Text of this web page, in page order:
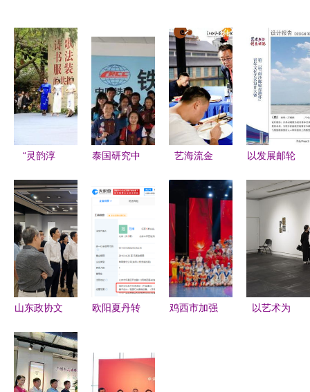
“灵韵淳
家训书法作
品展在杜甫
草堂启幕
一场跨越时
空的文化对
话
泰国研究中
纷呈的汉语
文化体验营
艺海流金
内地与港澳
文化与旅游
界交流活动
在景共谱新
篇
以发展邮轮
交流 第二
届南沙邮轮
母港杯青年
文化艺术设
计大赛圆满
落幕
山东政协文
术交流策划
研究报告
欧阳夏丹转
未入职，职
鸡西市加强
以艺术为